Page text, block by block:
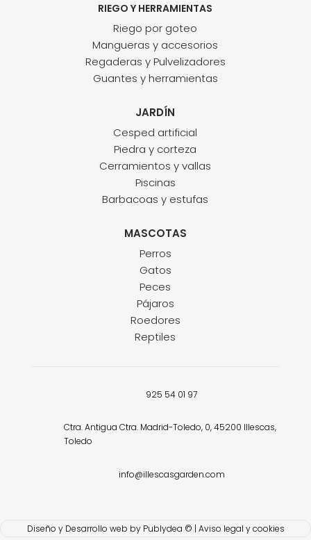
RIEGO Y HERRAMIENTAS
Riego por goteo
Mangueras y accesorios
Regaderas y Pulvelizadores
Guantes y herramientas
JARDÍN
Cesped artificial
Piedra y corteza
Cerramientos y vallas
Piscinas
Barbacoas y estufas
MASCOTAS
Perros
Gatos
Peces
Pájaros
Roedores
Reptiles
925 54 01 97
Ctra. Antigua Ctra. Madrid-Toledo, 0, 45200 Illescas,
Toledo
info@illescasgarden.com
Diseño y Desarrollo web by Publydea © | Aviso legal y cookies